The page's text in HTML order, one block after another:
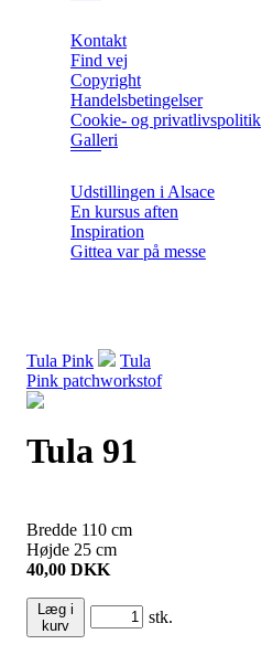
Kontakt
Find vej
Copyright
Handelsbetingelser
Cookie- og privatlivspolitik
Galleri
Udstillingen i Alsace
En kursus aften
Inspiration
Gittea var på messe
Tula Pink
Tula
Pink patchworkstof
Tula 91
Bredde 110 cm
Højde 25 cm
40,00 DKK
Læg i
kurv
stk.